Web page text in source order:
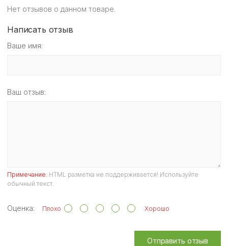
Нет отзывов о данном товаре.
Написать отзыв
Ваше имя:
Ваш отзыв:
Примечание: HTML разметка не поддерживается! Используйте
обычный текст.
Оценка: Плохо Хорошо
Отправить отзыв